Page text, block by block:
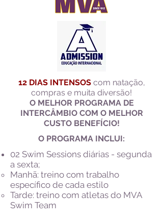
12 DIAS INTENSOScom natação,
compras e muita diversão!
O MELHOR PROGRAMA DE
INTERCÂMBIO COM O MELHOR
CUSTO BENEFÍCIO!
O PROGRAMA INCLUI:
02 Swim Sessions diárias - segunda
a sexta;
Manhã: treino com trabalho
específico de cada estilo
Tarde: treino com atletas do MVA
Swim Team